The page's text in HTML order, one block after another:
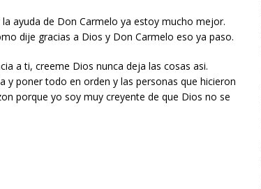
ayuda de Don Carmelo ya estoy mucho mejor.
dije gracias a Dios y Don Carmelo eso ya paso.
a ti, creeme Dios nunca deja las cosas asi.
y poner todo en orden y las personas que hicieron
porque yo soy muy creyente de que Dios no se